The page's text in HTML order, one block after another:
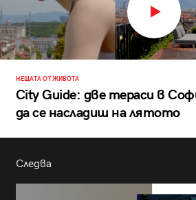
НЕЩАТА ОТ ЖИВОТА
City Guide: две тераси в
да се насладиш на лятото
Следва